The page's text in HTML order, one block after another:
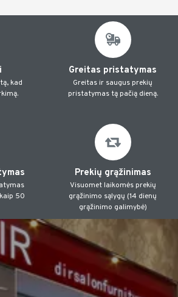
kad
Greitas pristatymas
Greitas ir saugus prekių
pristatymas tą pačią dieną.
50
Prekių grąžinimas
Visuomet laikomės prekių
grąžinimo sąlygų (14 dienų
grąžinimo galimybė)